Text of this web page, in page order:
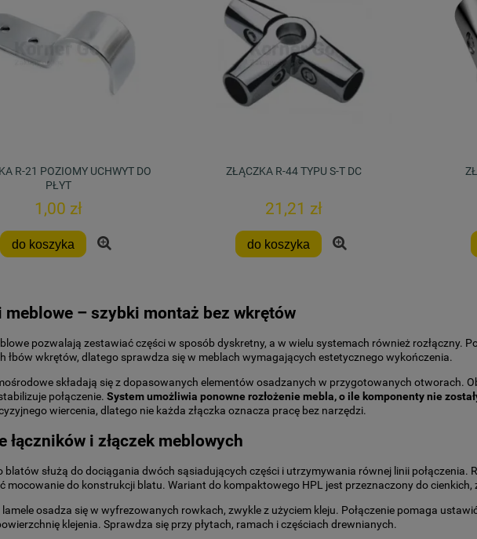
R-21 POZIOMY UCHWYT DO
PŁYT
1,00 zł
do koszyka
ZŁĄCZKA R-44 TYPU S-T DC
21,21 zł
do koszyka
meblowe – szybki montaż bez wkrętów
pozwalają zestawiać części w sposób dyskretny, a w wielu systemach również rozłączny.
łbów wkrętów, dlatego sprawdza się w meblach wymagających estetycznego wykończenia.
składają się z dopasowanych elementów osadzanych w przygotowanych otworach.
połączenie. System umożliwia ponowne rozłożenie mebla, o ile komponenty nie
wiercenia, dlatego nie każda złączka oznacza pracę bez narzędzi.
łączników i złączek meblowych
blatów służą do dociągania dwóch sąsiadujących części i utrzymywania równej linii połączenia.
mocowanie do konstrukcji blatu. Wariant do kompaktowego HPL jest przeznaczony do cienkich,
osadza się w wyfrezowanych rowkach, zwykle z użyciem kleju. Połączenie pomaga
klejenia. Sprawdza się przy płytach, ramach i częściach drewnianych.